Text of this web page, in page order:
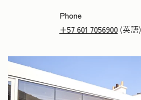
Phone
+57 601 7056900(英語)